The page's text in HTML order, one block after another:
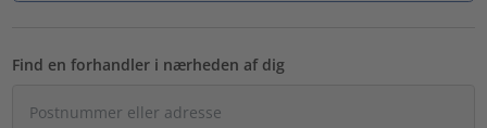
Find en forhandler i nærheden af dig